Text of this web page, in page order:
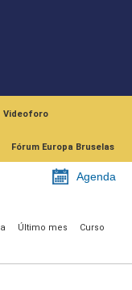
Videoforo
Fórum Europa Bruselas
Agenda
Último mes Curso